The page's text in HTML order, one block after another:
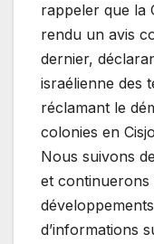
rappeler que la
rendu un avis
dernier,
israélienne des
réclamant le
colonies en
Nous suivons
et
d’informations